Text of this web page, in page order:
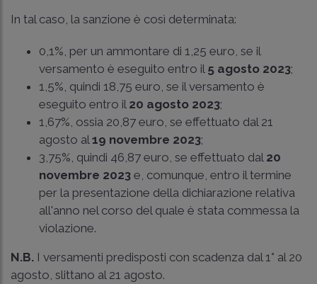
In tal caso, la sanzione è così determinata:
0,1%, per un ammontare di 1,25 euro, se il
versamento è eseguito entro il 5 agosto 2023;
1,5%, quindi 18,75 euro, se il versamento è
eseguito entro il 20 agosto 2023;
1,67%, ossia 20,87 euro, se effettuato dal 21
agosto al 19 novembre 2023;
3,75%, quindi 46,87 euro, se effettuato dal 20
novembre 2023 e, comunque, entro il termine
per la presentazione della dichiarazione relativa
all'anno nel corso del quale è stata commessa la
violazione.
N.B. I versamenti predisposti con scadenza dal 1° al 20
agosto, slittano al 21 agosto.